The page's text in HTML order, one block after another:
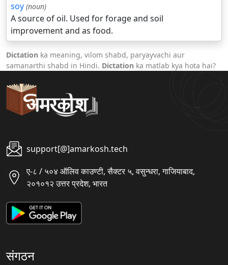
soy (noun)
A source of oil. Used for forage and soil
improvement and as food.
Dictation ka meaning, vilom shabd, paryayvachi aur
samanarthi shabd in Hindi. Dictation ka matlab kya hota hai?
support[@]amarkosh.tech
ए-८ / ५०४ ऑलिव काउण्टी, सैक्टर ५, वसुन्धरा, गाजियाबाद,
२०१०१२ उत्तर प्रदेश, भारत
संगठन